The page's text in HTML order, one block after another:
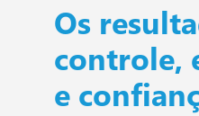
Os
controle,
e